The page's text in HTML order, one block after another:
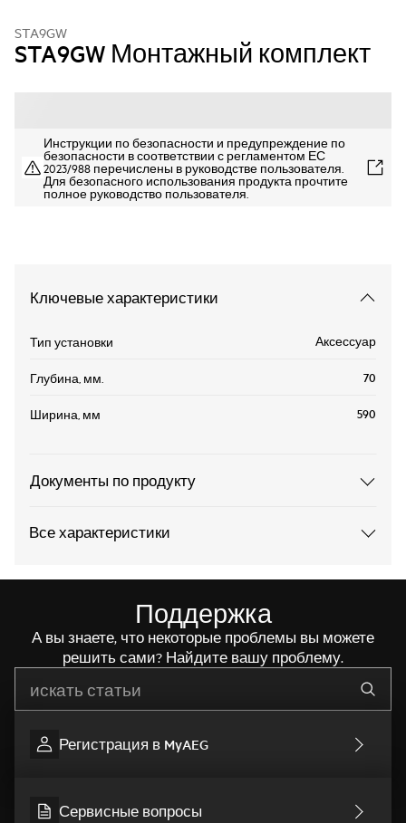
STA9GW
STA9GW Монтажный комплект
Инструкции по безопасности и предупреждение по
безопасности в соответствии с регламентом ЕС
2023/988 перечислены в руководстве пользователя.
Для безопасного использования продукта прочтите
полное руководство пользователя.
Ключевые характеристики
Тип установки Аксессуар
Глубина, мм. 70
Ширина, мм 590
Документы по продукту
Все характеристики
Поддержка
А вы знаете, что некоторые проблемы вы можете
решить сами? Найдите вашу проблему.
Регистрация в MyAEG
Сервисные вопросы